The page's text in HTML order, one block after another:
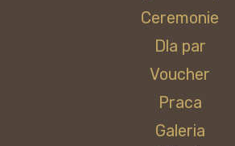
Ceremonie
Dla par
Voucher
Praca
Galeria